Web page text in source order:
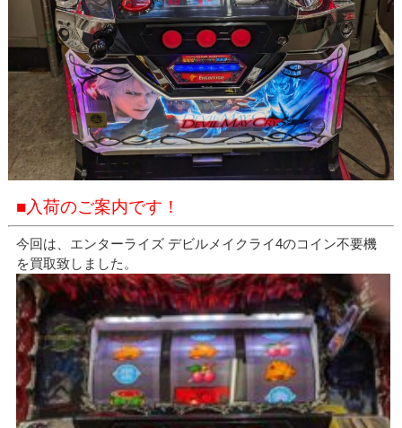
■入荷のご案内です！
今回は、エンターライズ デビルメイクライ4のコイン不要機
を買取致しました。